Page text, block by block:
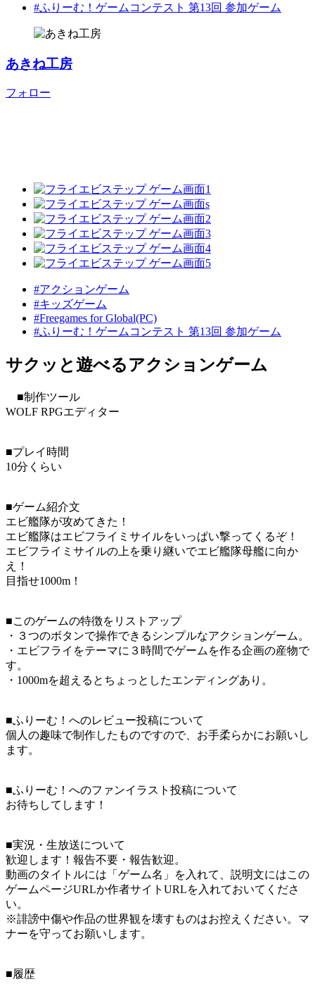
#ふりーむ！ゲームコンテスト 第13回 参加ゲーム
あきね工房
フォロー
#アクションゲーム
#キッズゲーム
#Freegames for Global(PC)
#ふりーむ！ゲームコンテスト 第13回 参加ゲーム
サクッと遊べるアクションゲーム
■制作ツール
WOLF RPGエディター
■プレイ時間
10分くらい
■ゲーム紹介文
エビ艦隊が攻めてきた！
エビ艦隊はエビフライミサイルをいっぱい撃ってくるぞ！
エビフライミサイルの上を乗り継いでエビ艦隊母艦に向か
え！
目指せ1000m！
■このゲームの特徴をリストアップ
・３つのボタンで操作できるシンプルなアクションゲーム。
・エビフライをテーマに３時間でゲームを作る企画の産物で
す。
・1000mを超えるとちょっとしたエンディングあり。
■ふりーむ！へのレビュー投稿について
個人の趣味で制作したものですので、お手柔らかにお願いし
ます。
■ふりーむ！へのファンイラスト投稿について
お待ちしてします！
■実況・生放送について
歓迎します！報告不要・報告歓迎。
動画のタイトルには「ゲーム名」を入れて、説明文にはこの
ゲームページURLか作者サイトURLを入れておいてくださ
い。
※誹謗中傷や作品の世界観を壊すものはお控えください。マ
ナーを守ってお願いします。
■履歴